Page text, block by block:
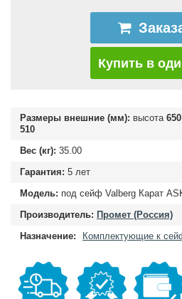
Купить в
Размеры внешние (мм): высота 650
510
Вес (кг): 35.00
Гарантия: 5 лет
Модель: под сейф Valberg Карат
Производитель: Промет (Россия)
Назначение:
Комплектующие к